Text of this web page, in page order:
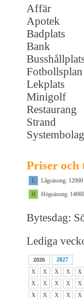
Affär
Apotek
Badplats
Bank
Fotbollsplan
Lekplats
Minigolf
Restaurang
Strand
Systembolag
Priser och
L
Lågsäsong:
H
Högsäsong:
Bytesdag:
Lediga
2026
2027
X
X X X X
X
X X X X
X
X X X X